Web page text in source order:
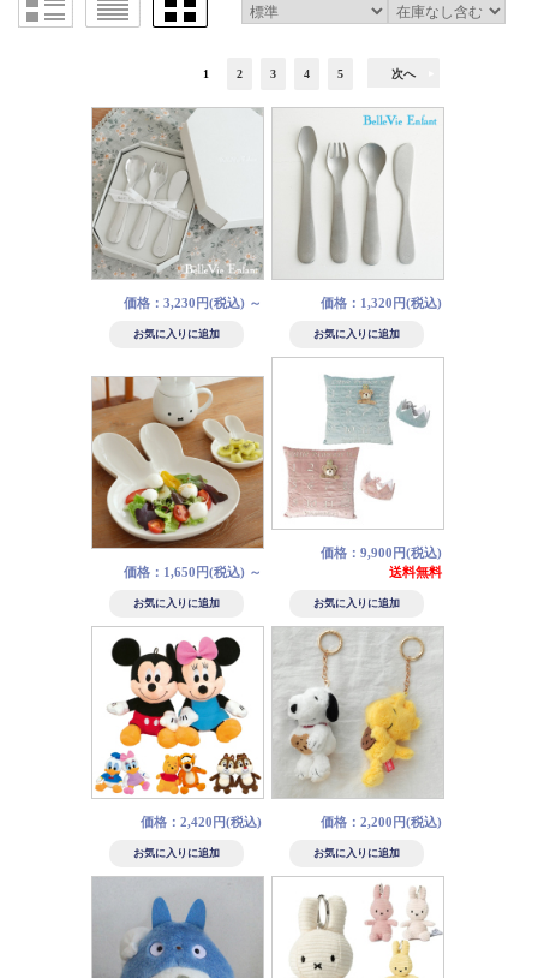
1 2 3 4 5 次へ
価格：3,230円(税込) ～ 価格：1,320円(税込)
価格：1,650円(税込) ～
価格：9,900円(税込)
送料無料
価格：2,420円(税込) 価格：2,200円(税込)